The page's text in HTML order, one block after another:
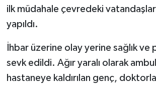
ilk müdahale çevredeki
yapıldı.
İhbar üzerine olay yerine sağlık ve
sevk edildi. Ağır yaralı olarak
hastaneye kaldırılan genç,